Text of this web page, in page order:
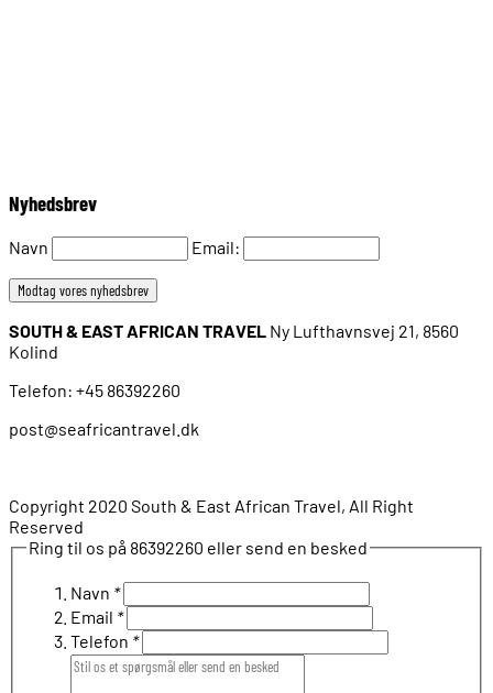
Nyhedsbrev
Navn Email:
SOUTH & EAST AFRICAN TRAVEL Ny Lufthavnsvej 21, 8560
Kolind
Telefon: +45 86392260
post@seafricantravel.dk
Copyright 2020 South & East African Travel, All Right
Reserved
Ring til os på 86392260 eller send en besked
Navn *
Email *
Telefon *